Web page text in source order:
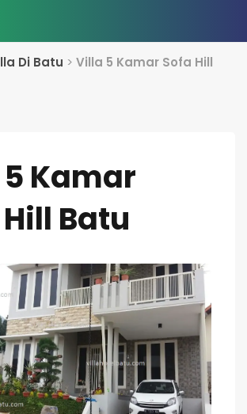
Di Batu > Villa 5 Kamar Sofa Hill
Kamar
Batu